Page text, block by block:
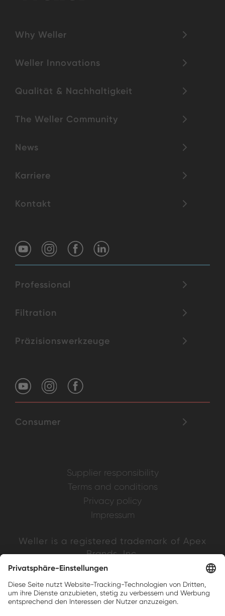
Why Weller
Weller Innovations
Qualität & Nachhaltigkeit
The Weller Community
News
Karriere
Kontakt
Professional
Filtration
Präzisionswerkzeuge
Consumer
Supplier responsibility
Terms and conditions
Privacy policy
Impressum
Weller is a registered trademark of Apex
Brands, Inc.